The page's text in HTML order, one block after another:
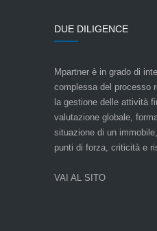
DUE DILIGENCE
Mpartner è in grado di
complessa del processo
la gestione delle attività
valutazione globale,
situazione di un
punti di forza, criticità e
VAI AL SITO